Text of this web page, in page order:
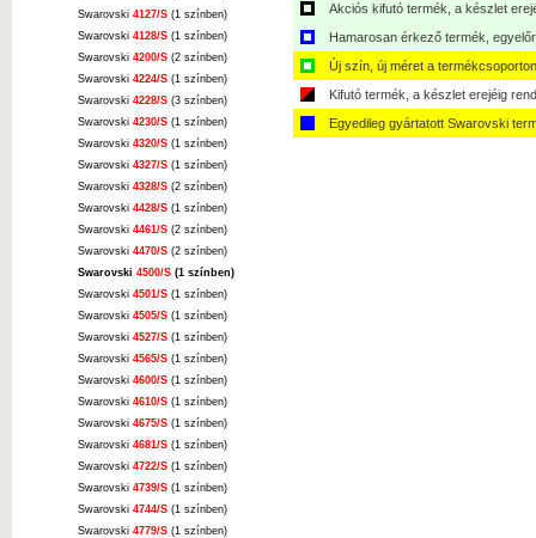
Swarovski 4127/S (1 színben)
Swarovski 4128/S (1 színben)
Swarovski 4200/S (2 színben)
Swarovski 4224/S (1 színben)
Swarovski 4228/S (3 színben)
Swarovski 4230/S (1 színben)
Swarovski 4320/S (1 színben)
Swarovski 4327/S (1 színben)
Swarovski 4328/S (2 színben)
Swarovski 4428/S (1 színben)
Swarovski 4461/S (2 színben)
Swarovski 4470/S (2 színben)
Swarovski 4500/S (1 színben)
Swarovski 4501/S (1 színben)
Swarovski 4505/S (1 színben)
Swarovski 4527/S (1 színben)
Swarovski 4565/S (1 színben)
Swarovski 4600/S (1 színben)
Swarovski 4610/S (1 színben)
Swarovski 4675/S (1 színben)
Swarovski 4681/S (1 színben)
Swarovski 4722/S (1 színben)
Swarovski 4739/S (1 színben)
Swarovski 4744/S (1 színben)
Swarovski 4779/S (1 színben)
Akciós kifutó termék, a készlet
Hamarosan érkező termék,
Új szín, új méret a
Kifutó termék, a készlet erejéig
Egyedileg gyártatott Swarovski